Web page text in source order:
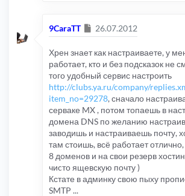
9CaraTT Сообщение
26.07.2012
Хрен знает как настраиваете, у
работает, кто и без подсказок не
того удобный сервис настроить
http://clubs.ya.ru/company/
item_no=29278, сначало
серваке MX , потом топаешь в
домена DNS по желанию
заводишь и настраиваешь почту,
там стоишь, всё работает
8 доменов и на свои резерв
чиcто ящевскую почту )
Кстате в админку свою пыху
SMTP ...